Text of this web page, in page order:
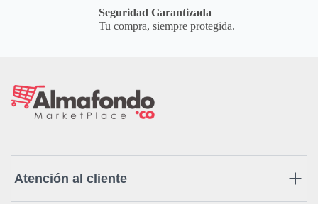
Seguridad Garantizada
Tu compra, siempre protegida.
Atención al cliente